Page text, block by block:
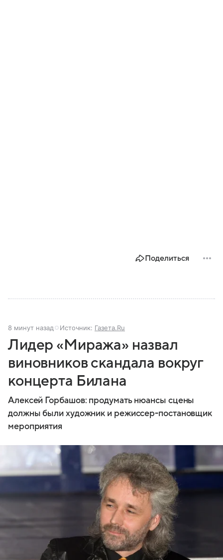
Поделиться
8 минут назад Источник: Газета.Ru
Лидер «Миража» назвал
виновников скандала вокруг
концерта Билана
Алексей Горбашов: продумать нюансы сцены
должны были художник и режиссер-постановщик
мероприятия